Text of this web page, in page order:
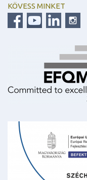
KÖVESS MINKET